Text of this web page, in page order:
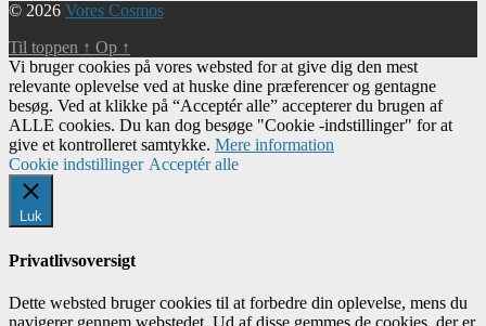
© 2026 Vores Cosmos
Til toppen ↑ Op ↑
Vi bruger cookies på vores websted for at give dig den mest
relevante oplevelse ved at huske dine præferencer og gentagne
besøg. Ved at klikke på “Acceptér alle” accepterer du brugen af ​​
ALLE cookies. Du kan dog besøge "Cookie -indstillinger" for at
give et kontrolleret samtykke. Mere information
Cookie indstillinger Acceptér alle
Luk
Privatlivsoversigt
Dette websted bruger cookies til at forbedre din oplevelse, mens du
navigerer gennem webstedet. Ud af disse gemmes de cookies, der er